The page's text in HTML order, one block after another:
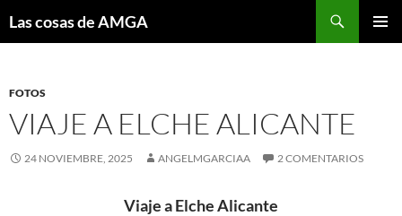
Las cosas de AMGA
FOTOS
VIAJE A ELCHE ALICANTE
24 NOVIEMBRE, 2025 ANGELMGARCIAA 2 COMENTARIOS
Viaje a Elche Alicante